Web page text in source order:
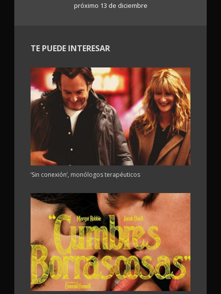
próximo 13 de diciembre
TE PUEDE INTERESAR
‘Sin conexión’, monólogos terapéuticos